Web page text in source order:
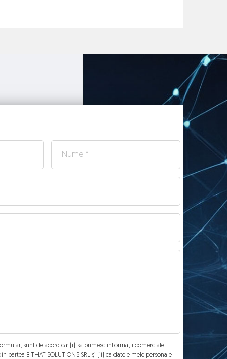
sunt de acord ca: (i) să primesc informații comerciale
partea BITHAT SOLUTIONS SRL și (ii) ca datele mele personale